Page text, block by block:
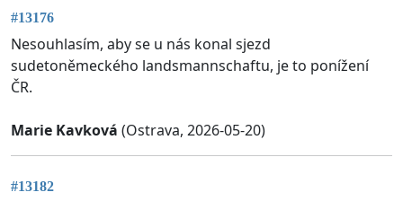
#13176
Nesouhlasím, aby se u nás konal sjezd
sudetoněmeckého landsmannschaftu, je to ponížení
ČR.
Marie Kavková (Ostrava, 2026-05-20)
#13182